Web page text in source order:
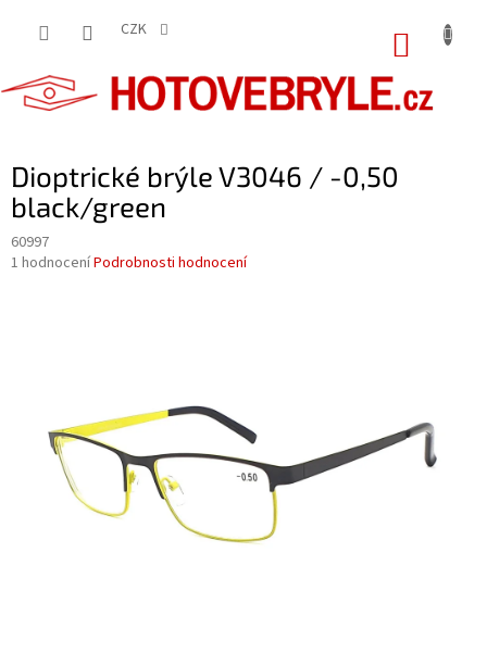
CZK
Dioptrické brýle V3046 / -0,50
black/green
60997
Průměrné
1 hodnoceníPodrobnosti hodnocení